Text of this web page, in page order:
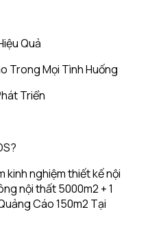
Quả
Trong Mọi Tình Huống
Triển
kinh nghiệm thiết kế nội
nội thất 5000m2 + 1
Cáo 150m2 Tại